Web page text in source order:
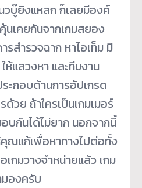
วบู๊ยิงแหลก ก็เลยมีองค์
เคยกันจากเกมสยอง
สำรวจฉาก หาไอเท็ม มี
ห้แสวงหา และทีมงาน
ะกอบด้านการอัปเกรด
วย ถ้าใครเป็นเกมเมอร์
บกันได้ไม่ยาก นอกจากนี้
ณแก้เพื่อหาทางไปต่อทั้ง
กมวางจำหน่ายแล้ว เกม
องครับ